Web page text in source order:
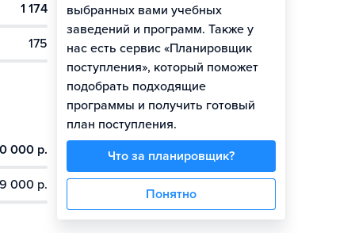
1 174
175
000 р.
000 р.
выбранных вами учебных
заведений и программ. Также у
нас есть сервис «Планировщик
поступления», который поможет
подобрать подходящие
программы и получить готовый
план поступления.
Что за планировщик?
Понятно
Гайд по поступлению